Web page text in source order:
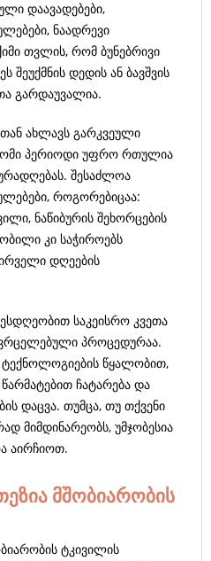
დაავადებები,
ნაადრევი
თვლის, რომ ბუნებრივი
დედის ან ბავშვის
გარდაუვალია.
ახლავს გარკვეული
პერიოდი უფრო რთულია
შესაძლოა
როგორებიცაა:
ნაწიბურის შეხორცების
კი საჭიროებს
დღეების
საკეისრო კვეთა
პროცედურაა.
წყალობით,
ჩატარება და
დაცვა. თუმცა, თუ თქვენი
მიმდინარეობს, უმჯობესია
აირჩიოთ.
მშობიარობის
ტკივილის